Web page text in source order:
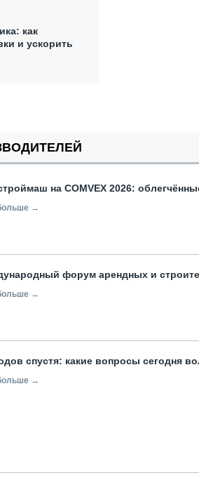
как
и ускорить
на COMVEX 2026:
→
форум арендных и
→
спустя: какие вопросы сегодня
→